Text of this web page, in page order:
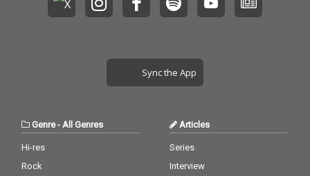
Sync the App
Genre- All Genres
Hi-res
Rock
Articles
Series
Interview